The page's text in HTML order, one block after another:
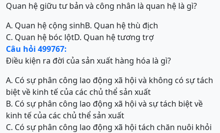
Quan hệ giữu tư bản và công nhân là quan hệ là gì?
A. Quan hệ cộng sinhB. Quan hệ thù địch
C. Quan hệ bóc lộtD. Quan hệ tương trợ
Câu hỏi 499767:
Điều kiện ra đời của sản xuất hàng hóa là gì?
A. Có sự phân công lao động xã hội và không có sự tách
biệt về kinh tế của các chủ thể sản xuất
B. Có sự phân công lao động xã hội và sự tách biệt về
kinh tế của các chủ thể sản xuất
C. Có sự phân công lao động xã hội tách chăn nuôi khỏi